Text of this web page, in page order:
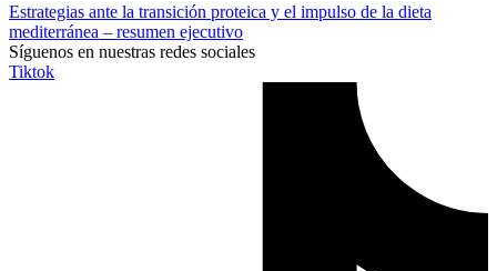
Estrategias ante la transición proteica y el impulso de la dieta
mediterránea – resumen ejecutivo
Síguenos en nuestras redes sociales
Tiktok